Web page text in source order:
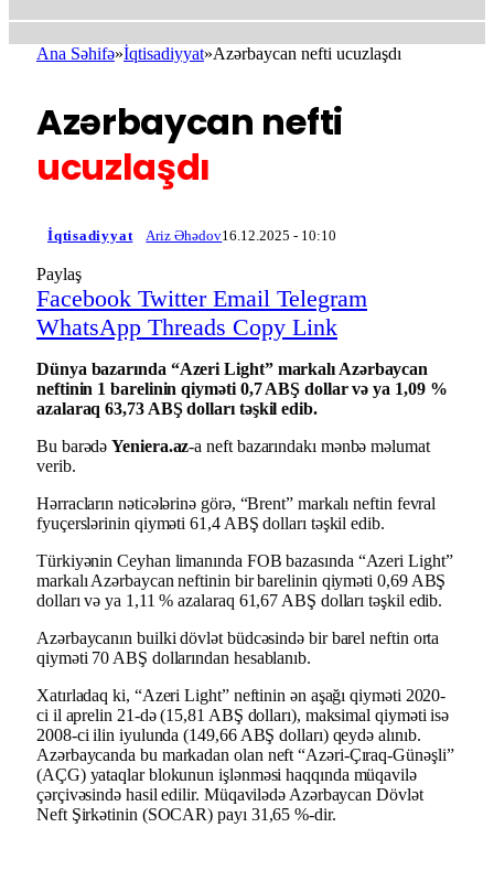
Ana Səhifə»İqtisadiyyat»Azərbaycan nefti ucuzlaşdı
Azərbaycan nefti
ucuzlaşdı
İqtisadiyyat Ariz Əhədov16.12.2025 - 10:10
Paylaş
Facebook Twitter Email Telegram
WhatsApp Threads Copy Link
Dünya bazarında “Azeri Light” markalı Azərbaycan
neftinin 1 barelinin qiyməti 0,7 ABŞ dollar və ya 1,09 %
azalaraq 63,73 ABŞ dolları təşkil edib.
Bu barədəYeniera.az-a neft bazarındakı mənbə məlumat
verib.
Hərracların nəticələrinə görə, “Brent” markalı neftin fevral
fyuçerslərinin qiyməti 61,4 ABŞ dolları təşkil edib.
Türkiyənin Ceyhan limanında FOB bazasında “Azeri Light”
markalı Azərbaycan neftinin bir barelinin qiyməti 0,69 ABŞ
dolları və ya 1,11 % azalaraq 61,67 ABŞ dolları təşkil edib.
Azərbaycanın builki dövlət büdcəsində bir barel neftin orta
qiyməti 70 ABŞ dollarından hesablanıb.
Xatırladaq ki, “Azeri Light” neftinin ən aşağı qiyməti 2020-
ci il aprelin 21-də (15,81 ABŞ dolları), maksimal qiyməti isə
2008-ci ilin iyulunda (149,66 ABŞ dolları) qeydə alınıb.
Azərbaycanda bu markadan olan neft “Azəri-Çıraq-Günəşli”
(AÇG) yataqlar blokunun işlənməsi haqqında müqavilə
çərçivəsində hasil edilir. Müqavilədə Azərbaycan Dövlət
Neft Şirkətinin (SOCAR) payı 31,65 %-dir.